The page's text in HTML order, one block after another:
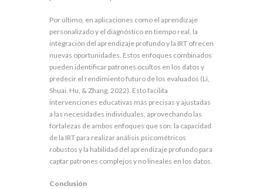
Por último, en aplicaciones como el aprendizaje
personalizado y el diagnóstico en tiempo real, la
integración del aprendizaje profundo y la IRT ofrecen
nuevas oportunidades. Estos enfoques combinados
pueden identificar patrones ocultos en los datos y
predecir el rendimiento futuro de los evaluados (Li,
Shuai, Hu, & Zhang, 2022). Esto facilita
intervenciones educativas más precisas y ajustadas
a las necesidades individuales, aprovechando las
fortalezas de ambos enfoques que son: la capacidad
de la IRT para realizar análisis psicométricos
robustos y la habilidad del aprendizaje profundo para
captar patrones complejos y no lineales en los datos.
Conclusión